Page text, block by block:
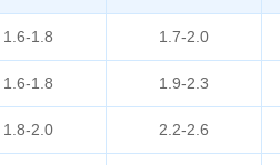
1.6-1.8 1.7-2.0
1.6-1.8 1.9-2.3
1.8-2.0 2.2-2.6